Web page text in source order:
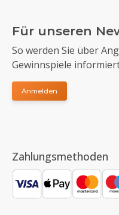
Für unseren
So werden Sie über
Gewinnspiele
Anmelden
Zahlungsmethoden